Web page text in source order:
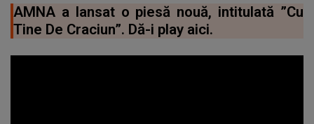
AMNA a lansat o piesă nouă, intitulată ”Cu
Tine De Craciun”. Dă-i play aici.